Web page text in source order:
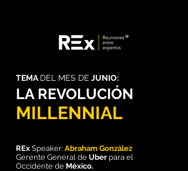
TEMA DEL MES DE JUNIO:
LA REVOLUCIÓN
MILLENNIAL
REx Speaker: Abraham González
Gerente General de Uber para el
Occidente de México.